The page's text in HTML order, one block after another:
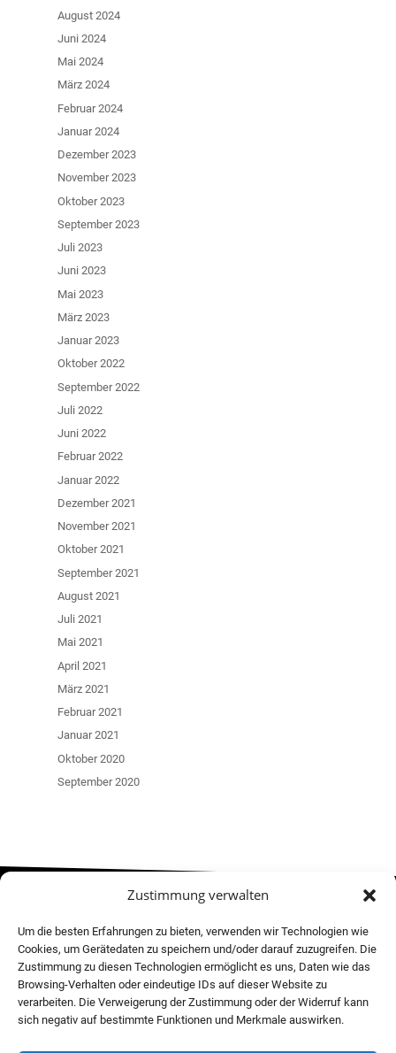
Zustimmung verwalten
Um die besten Erfahrungen zu bieten, verwenden wir Technologien wie
Cookies, um Gerätedaten zu speichern und/oder darauf zuzugreifen. Die
Zustimmung zu diesen Technologien ermöglicht es uns, Daten wie das
Browsing-Verhalten oder eindeutige IDs auf dieser Website zu
verarbeiten. Die Verweigerung der Zustimmung oder der Widerruf kann
sich negativ auf bestimmte Funktionen und Merkmale auswirken.
August 2024
Juni 2024
Mai 2024
März 2024
Februar 2024
Januar 2024
Dezember 2023
November 2023
Oktober 2023
September 2023
Juli 2023
Juni 2023
Mai 2023
März 2023
Januar 2023
Oktober 2022
September 2022
Juli 2022
Juni 2022
Februar 2022
Januar 2022
Dezember 2021
November 2021
Oktober 2021
September 2021
August 2021
Juli 2021
Mai 2021
April 2021
März 2021
Februar 2021
Januar 2021
Oktober 2020
September 2020